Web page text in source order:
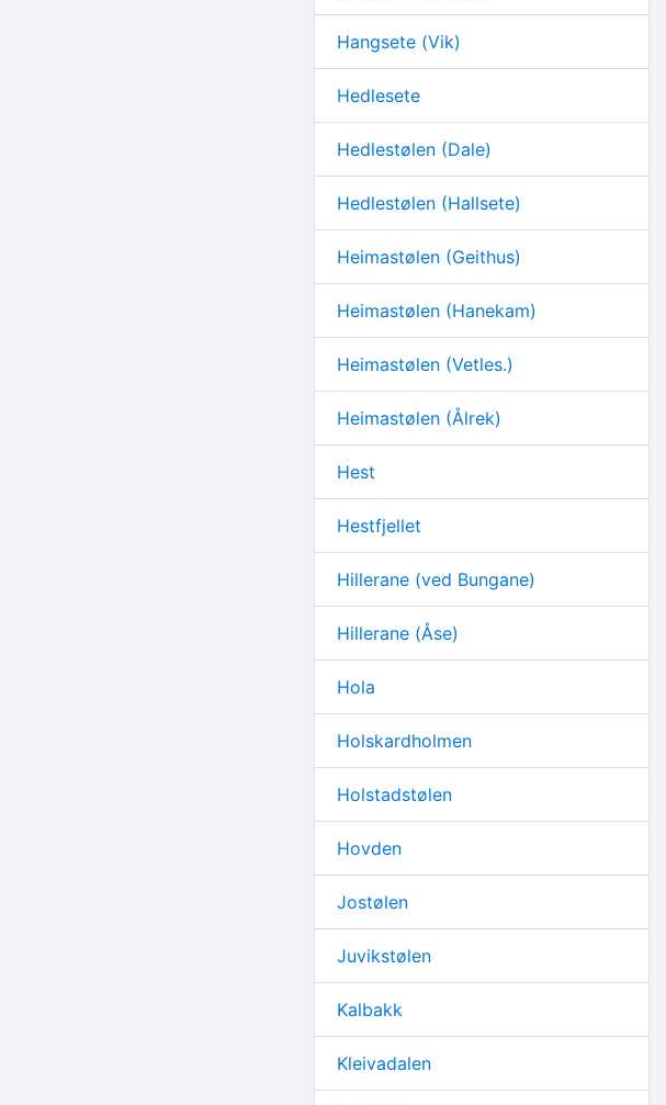
Hangsete (Vik)
Hedlesete
Hedlestølen (Dale)
Hedlestølen (Hallsete)
Heimastølen (Geithus)
Heimastølen (Hanekam)
Heimastølen (Vetles.)
Heimastølen (Ålrek)
Hest
Hestfjellet
Hillerane (ved Bungane)
Hillerane (Åse)
Hola
Holskardholmen
Holstadstølen
Hovden
Jostølen
Juvikstølen
Kalbakk
Kleivadalen